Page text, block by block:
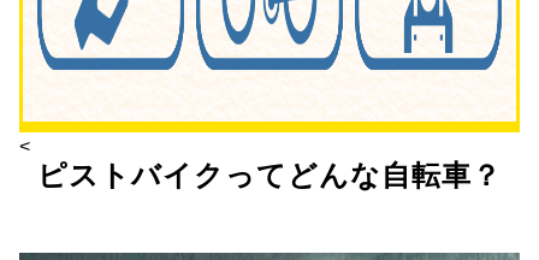
<
ピストバイクってどんな自転車？